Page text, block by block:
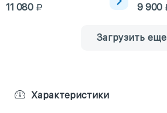
11 080 9 900
Загрузить еще
Характеристики